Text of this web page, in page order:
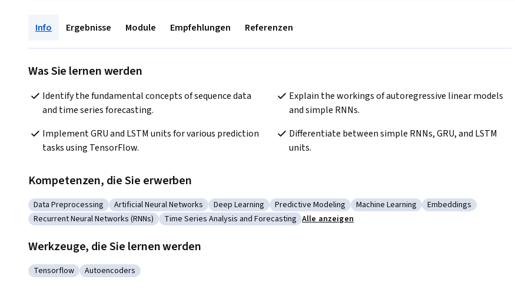
Info Ergebnisse Module Empfehlungen Referenzen
Was Sie lernen werden
Identify the fundamental concepts of sequence data
and time series forecasting.
Explain the workings of autoregressive linear models
and simple RNNs.
Implement GRU and LSTM units for various prediction
tasks using TensorFlow.
Differentiate between simple RNNs, GRU, and LSTM
units.
Kompetenzen, die Sie erwerben
Kategorie: Data Preprocessing
Data Preprocessing Kategorie: Artificial Neural Networks
Artificial Neural Networks Kategorie: Deep Learning
Deep Learning Kategorie: Predictive Modeling
Predictive Modeling Kategorie: Machine Learning
Machine Learning Kategorie: Embeddings
Embeddings
Kategorie: Recurrent Neural Networks (RNNs)
Recurrent Neural Networks (RNNs) Kategorie: Time Series Analysis and Forecasting
Time Series Analysis and Forecasting Alle anzeigen
Werkzeuge, die Sie lernen werden
Kategorie: Tensorflow
Tensorflow Kategorie: Autoencoders
Autoencoders